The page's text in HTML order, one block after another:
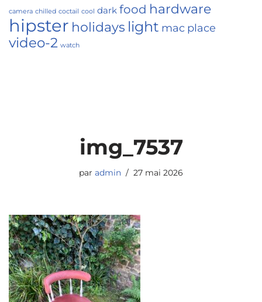
camera chilled coctail cool dark food hardware
hipster holidays light mac place
video-2 watch
img_7537
par admin 27 mai 2026